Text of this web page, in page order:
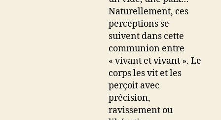
Naturellement, ces
perceptions se
suivent dans cette
communion entre
« vivant et vivant ». Le
corps les vit et les
perçoit avec
précision,
ravissement ou